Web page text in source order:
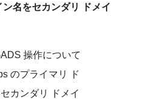
名をセカンダリ ドメイ
操作について
のプライマリ ド
カンダリ ドメイ